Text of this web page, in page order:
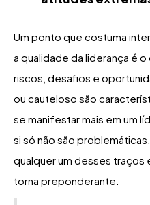
Um ponto que costuma
a qualidade da liderança é
riscos, desafios e
ou cauteloso são
se manifestar mais em um
si só não são
qualquer um desses
torna preponderante.